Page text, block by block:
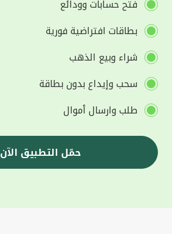
فتح حسابات وودائع
بطاقات افتراضية فورية
شراء وبيع الذهب
سحب وإيداع بدون بطاقة
طلب وارسال أموال
حمّل التطبيق الآن